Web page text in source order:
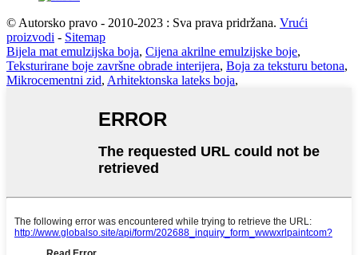
© Autorsko pravo - 2010-2023 : Sva prava pridržana. Vrući
proizvodi - Sitemap
Bijela mat emulzijska boja, Cijena akrilne emulzijske boje,
Teksturirane boje završne obrade interijera, Boja za teksturu betona,
Mikrocementni zid, Arhitektonska lateks boja,